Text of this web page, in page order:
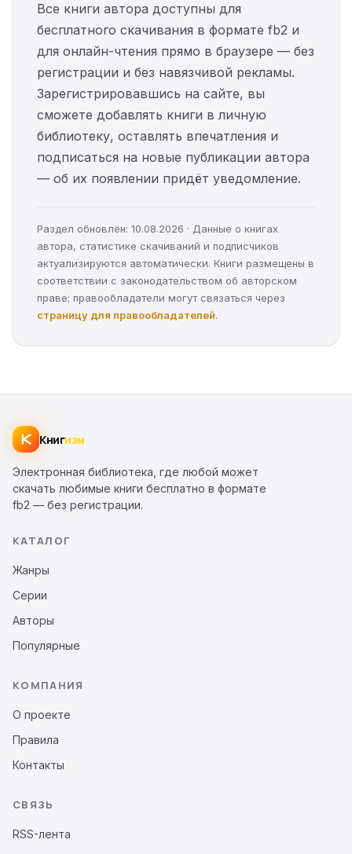
Все книги автора доступны для
бесплатного скачивания в формате fb2 и
для онлайн-чтения прямо в браузере — без
регистрации и без навязчивой рекламы.
Зарегистрировавшись на сайте, вы
сможете добавлять книги в личную
библиотеку, оставлять впечатления и
подписаться на новые публикации автора
— об их появлении придёт уведомление.
Раздел обновлён: 10.08.2026 · Данные о книгах
автора, статистике скачиваний и подписчиков
актуализируются автоматически. Книги размещены в
соответствии с законодательством об авторском
праве; правообладатели могут связаться через
страницу для правообладателей.
Книгизм
Электронная библиотека, где любой может
скачать любимые книги бесплатно в формате
fb2 — без регистрации.
КАТАЛОГ
Жанры
Серии
Авторы
Популярные
КОМПАНИЯ
О проекте
Правила
Контакты
СВЯЗЬ
RSS-лента